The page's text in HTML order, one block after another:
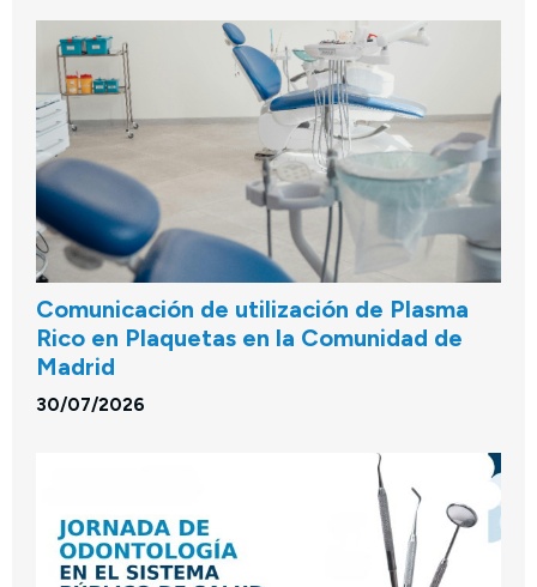
Comunicación de utilización de Plasma
Rico en Plaquetas en la Comunidad de
Madrid
30/07/2026